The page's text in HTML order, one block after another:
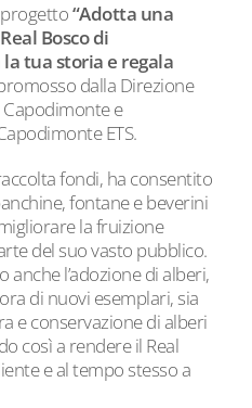
“Adotta una
Bosco di
tua storia e regala
dalla Direzione
Capodimonte e
ETS.
fondi, ha consentito
fontane e beverini
la fruizione
del suo vasto pubblico.
anche l’adozione di alberi,
di nuovi esemplari, sia
e conservazione di alberi
così a rendere il Real
e al tempo stesso a